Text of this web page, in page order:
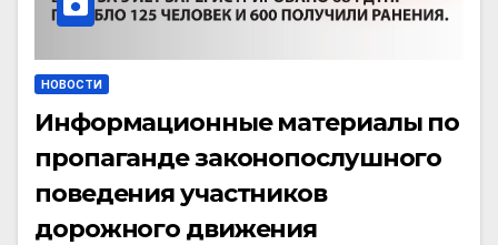
НОВОСТИ
Информационные материалы по
пропаганде законопослушного
поведения участников
дорожного движения